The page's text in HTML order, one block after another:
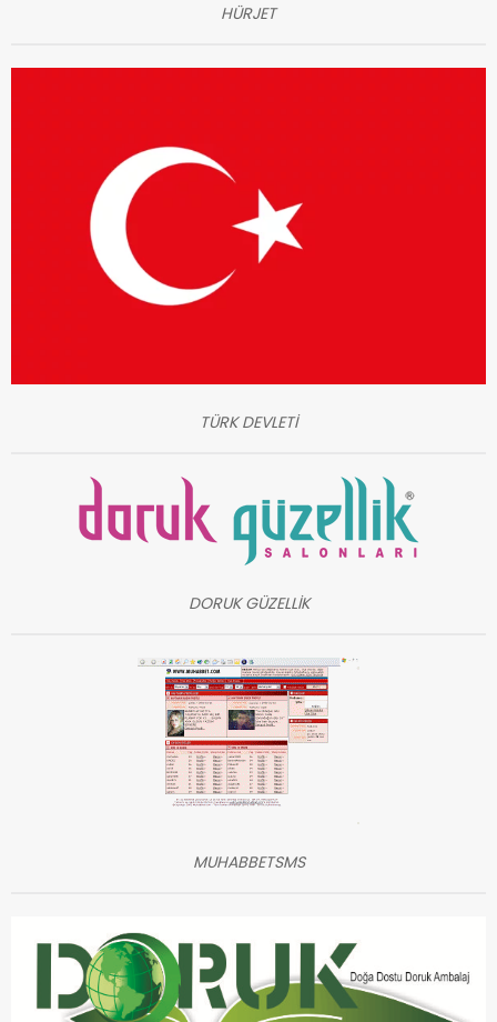
HÜRJET
TÜRK DEVLETİ
DORUK GÜZELLİK
MUHABBETSMS